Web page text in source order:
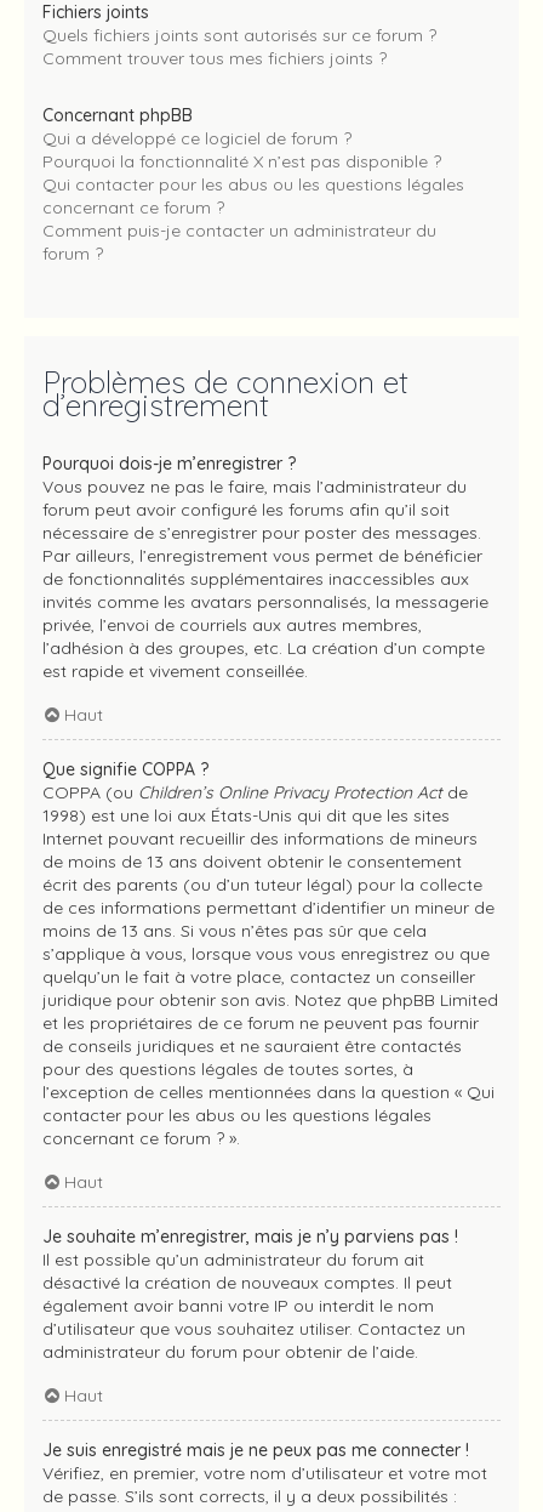
Fichiers joints
Quels fichiers joints sont autorisés sur ce forum ?
Comment trouver tous mes fichiers joints ?
Concernant phpBB
Qui a développé ce logiciel de forum ?
Pourquoi la fonctionnalité X n’est pas disponible ?
Qui contacter pour les abus ou les questions légales
concernant ce forum ?
Comment puis-je contacter un administrateur du
forum ?
Problèmes de connexion et
d’enregistrement
Pourquoi dois-je m’enregistrer ?
Vous pouvez ne pas le faire, mais l’administrateur du
forum peut avoir configuré les forums afin qu’il soit
nécessaire de s’enregistrer pour poster des messages.
Par ailleurs, l’enregistrement vous permet de bénéficier
de fonctionnalités supplémentaires inaccessibles aux
invités comme les avatars personnalisés, la messagerie
privée, l’envoi de courriels aux autres membres,
l’adhésion à des groupes, etc. La création d’un compte
est rapide et vivement conseillée.
Haut
Que signifie COPPA ?
COPPA (ou Children’s Online Privacy Protection Actde
1998) est une loi aux États-Unis qui dit que les sites
Internet pouvant recueillir des informations de mineurs
de moins de 13 ans doivent obtenir le consentement
écrit des parents (ou d’un tuteur légal) pour la collecte
de ces informations permettant d’identifier un mineur de
moins de 13 ans. Si vous n’êtes pas sûr que cela
s’applique à vous, lorsque vous vous enregistrez ou que
quelqu’un le fait à votre place, contactez un conseiller
juridique pour obtenir son avis. Notez que phpBB Limited
et les propriétaires de ce forum ne peuvent pas fournir
de conseils juridiques et ne sauraient être contactés
pour des questions légales de toutes sortes, à
l’exception de celles mentionnées dans la question « Qui
contacter pour les abus ou les questions légales
concernant ce forum ? ».
Haut
Je souhaite m’enregistrer, mais je n’y parviens pas !
Il est possible qu’un administrateur du forum ait
désactivé la création de nouveaux comptes. Il peut
également avoir banni votre IP ou interdit le nom
d’utilisateur que vous souhaitez utiliser. Contactez un
administrateur du forum pour obtenir de l’aide.
Haut
Je suis enregistré mais je ne peux pas me connecter !
Vérifiez, en premier, votre nom d’utilisateur et votre mot
de passe. S’ils sont corrects, il y a deux possibilités :